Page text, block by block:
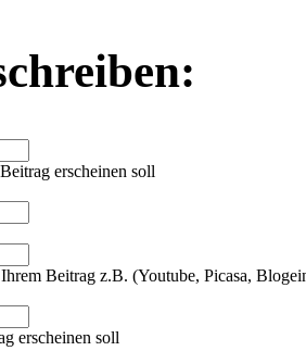
erscheinen soll
Beitrag z.B. (Youtube, Picasa,
erscheinen soll